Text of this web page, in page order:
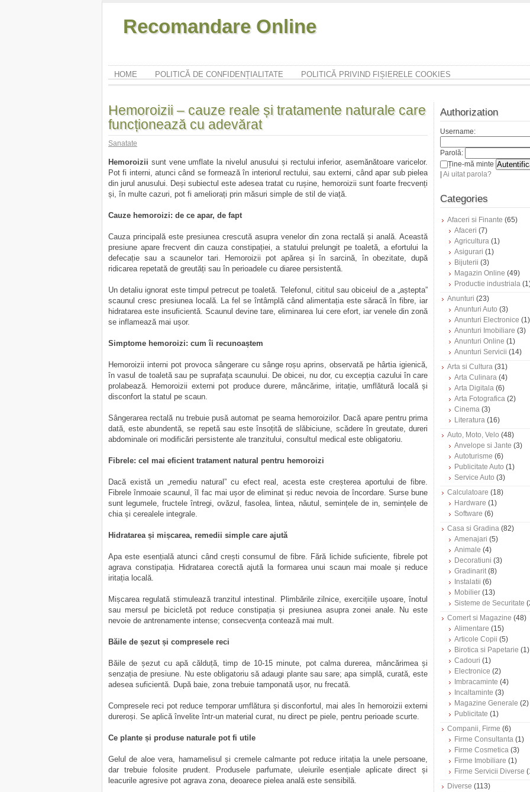
Recomandare Online
HOME POLITICĂ DE CONFIDENȚIALITATE POLITICĂ PRIVIND FIȘIERELE COOKIES
Hemoroizii – cauze reale și tratamente naturale care
funcționează cu adevărat
Sanatate
Hemoroizii sunt vene umflate la nivelul anusului și rectului inferior, asemănătoare varicelor.
Pot fi interni, atunci când se formează în interiorul rectului, sau externi, când apar sub pielea
din jurul anusului. Deși subiectul este adesea tratat cu rușine, hemoroizii sunt foarte frecvenți
și, în multe cazuri, pot fi ameliorați prin măsuri simple de stil de viață.
Cauze hemoroizi: de ce apar, de fapt
Cauza principală este presiunea crescută asupra venelor din zona rectală și anală. Această
presiune apare frecvent din cauza constipației, a statului prelungit pe toaletă, a efortului la
defecație sau a scaunelor tari. Hemoroizii pot apărea și în sarcină, în obezitate, după
ridicarea repetată de greutăți sau în perioadele cu diaree persistentă.
Un detaliu ignorat este timpul petrecut pe toaletă. Telefonul, cititul sau obiceiul de a „aștepta”
scaunul cresc presiunea locală. La fel se întâmplă când alimentația este săracă în fibre, iar
hidratarea este insuficientă. Scaunul devine tare, eliminarea lui cere efort, iar venele din zonă
se inflamează mai ușor.
Simptome hemoroizi: cum îi recunoaștem
Hemoroizii interni pot provoca sângerare cu sânge roșu aprins, observată pe hârtia igienică,
în vasul de toaletă sau pe suprafața scaunului. De obicei, nu dor, cu excepția cazului în care
prolabează. Hemoroizii externi pot produce durere, mâncărime, iritație, umflătură locală și
disconfort la statul pe scaun.
Sângerarea rectală nu trebuie pusă automat pe seama hemoroizilor. Dacă apare pentru prima
dată, este abundentă, se repetă sau este însoțită de slăbiciune, scădere în greutate, dureri
abdominale ori modificări persistente ale tranzitului, consultul medical este obligatoriu.
Fibrele: cel mai eficient tratament natural pentru hemoroizi
Dacă există un „remediu natural” cu efect real, acesta este creșterea aportului de fibre.
Fibrele înmoaie scaunul, îl fac mai ușor de eliminat și reduc nevoia de încordare. Surse bune
sunt legumele, fructele întregi, ovăzul, fasolea, lintea, năutul, semințele de in, semințele de
chia și cerealele integrale.
Hidratarea și mișcarea, remedii simple care ajută
Apa este esențială atunci când crești consumul de fibre. Fără lichide suficiente, fibrele pot
agrava constipația. Hidratarea corectă ajută la formarea unui scaun mai moale și reduce
iritația locală.
Mișcarea regulată stimulează tranzitul intestinal. Plimbările zilnice, exercițiile ușoare, înotul
sau mersul pe bicicletă pot reduce constipația și presiunea asupra zonei anale. Nu este
nevoie de antrenamente intense; consecvența contează mai mult.
Băile de șezut și compresele reci
Băile de șezut cu apă călduță, timp de 10-15 minute, pot calma durerea, mâncărimea și
senzația de presiune. Nu este obligatoriu să adaugi plante sau sare; apa simplă, curată, este
adesea suficientă. După baie, zona trebuie tamponată ușor, nu frecată.
Compresele reci pot reduce temporar umflătura și disconfortul, mai ales în hemoroizii externi
dureroși. Se aplică învelite într-un material curat, nu direct pe piele, pentru perioade scurte.
Ce plante și produse naturale pot fi utile
Gelul de aloe vera, hamamelisul și cremele calmante pot reduce iritația la unele persoane,
dar trebuie folosite prudent. Produsele parfumate, uleiurile esențiale aplicate direct și
leacurile agresive pot agrava zona, deoarece pielea anală este sensibilă.
Authorization
Username:
Parolă:
Ține-mă minte
Ai uitat parola?
Categories
Afaceri si Finante (65)
Afaceri (7)
Agricultura (1)
Asigurari (1)
Bijuterii (3)
Magazin Online (49)
Productie industriala
Anunturi (23)
Anunturi Auto (3)
Anunturi Electronice (1)
Anunturi Imobiliare (3)
Anunturi Online (1)
Anunturi Servicii (14)
Arta si Cultura (31)
Arta Culinara (4)
Arta Digitala (6)
Arta Fotografica (2)
Cinema (3)
Literatura (16)
Auto, Moto, Velo (48)
Anvelope si Jante (3)
Autoturisme (6)
Publicitate Auto (1)
Service Auto (3)
Calculatoare (18)
Hardware (1)
Software (6)
Casa si Gradina (82)
Amenajari (5)
Animale (4)
Decoratiuni (3)
Gradinarit(8)
Instalatii (6)
Mobilier (13)
Sisteme de Securitate
Comert si Magazine (48)
Alimentare (15)
Articole Copii (5)
Birotica si Papetarie (1)
Cadouri (1)
Electronice (2)
Imbracaminte (4)
Incaltaminte (3)
Magazine Generale (2)
Publicitate (1)
Companii, Firme (6)
Firme Consultanta (1)
Firme Cosmetica (3)
Firme Imobiliare (1)
Firme Servicii Diverse
Diverse (113)